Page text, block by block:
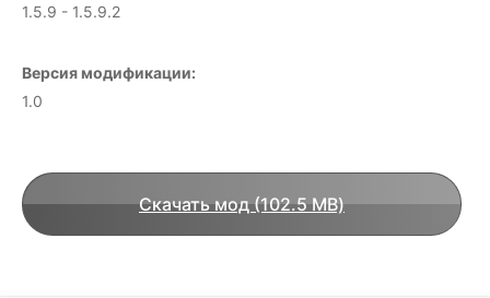
1.5.9 - 1.5.9.2
Версия модификации:
1.0
Скачать мод (102.5 MB)